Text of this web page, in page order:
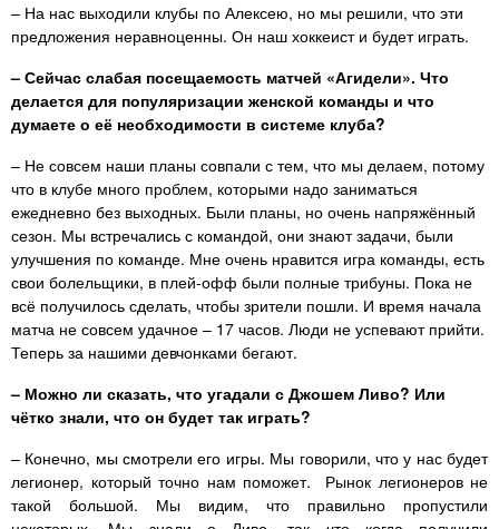
– На нас выходили клубы по Алексею, но мы решили, что эти
предложения неравноценны. Он наш хоккеист и будет играть.
– Сейчас слабая посещаемость матчей «Агидели». Что
делается для популяризации женской команды и что
думаете о её необходимости в системе клуба?
– Не совсем наши планы совпали с тем, что мы делаем, потому
что в клубе много проблем, которыми надо заниматься
ежедневно без выходных. Были планы, но очень напряжённый
сезон. Мы встречались с командой, они знают задачи, были
улучшения по команде. Мне очень нравится игра команды, есть
свои болельщики, в плей-офф были полные трибуны. Пока не
всё получилось сделать, чтобы зрители пошли. И время начала
матча не совсем удачное – 17 часов. Люди не успевают прийти.
Теперь за нашими девчонками бегают.
– Можно ли сказать, что угадали с Джошем Ливо? Или
чётко знали, что он будет так играть?
– Конечно, мы смотрели его игры. Мы говорили, что у нас будет
легионер, который точно нам поможет. Рынок легионеров не
такой большой. Мы видим, что правильно пропустили